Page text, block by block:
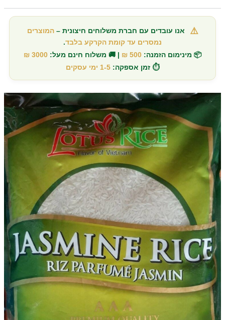
⚠️ אנו עובדים עם חברת משלוחים חיצונית –המוצרים
נמסרים עד קומת הקרקע בלבד.
📦 מינימום הזמנה: 500 ₪ | 🚚 משלוח חינם מעל: 3000 ₪
⏱️ זמן אספקה: 1-5 ימי עסקים